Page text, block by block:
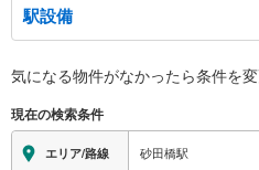
市バス２・４・５・６・８番のりば、矢
学校（幼）、愛知教育大学附属名古屋中
学部保健学科、砂田橋会館、鍋屋上野浄
荘、市営前浪荘、アーバニア大幸南、大
宮の腰町、砂田橋一・五丁目、あんどう
２出口
市バス０・７番のりば、ゆとりーとラ
駅設備
※段差なしでの移動経路
地上⇔改札⇔ホーム：○
エレベータ
気になる物件がなかったら条件を
現在の検索条件
エリア/路線 砂田橋駅